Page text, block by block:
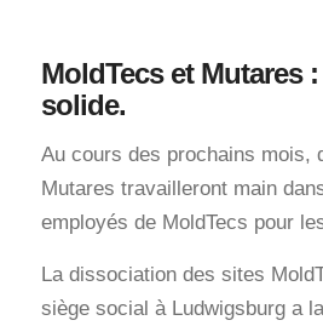
MoldTecs et Mutares
solide.
Au cours des prochains mois,
Mutares travailleront main
employés de MoldTecs pour
La dissociation des sites
siège social à Ludwigsburg a